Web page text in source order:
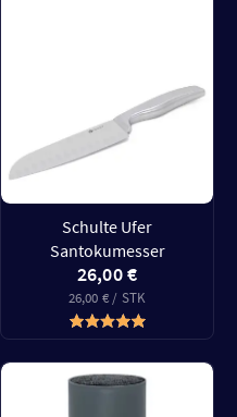
Schulte Ufer
Santokumesser
26,00 €
26,00 € / STK